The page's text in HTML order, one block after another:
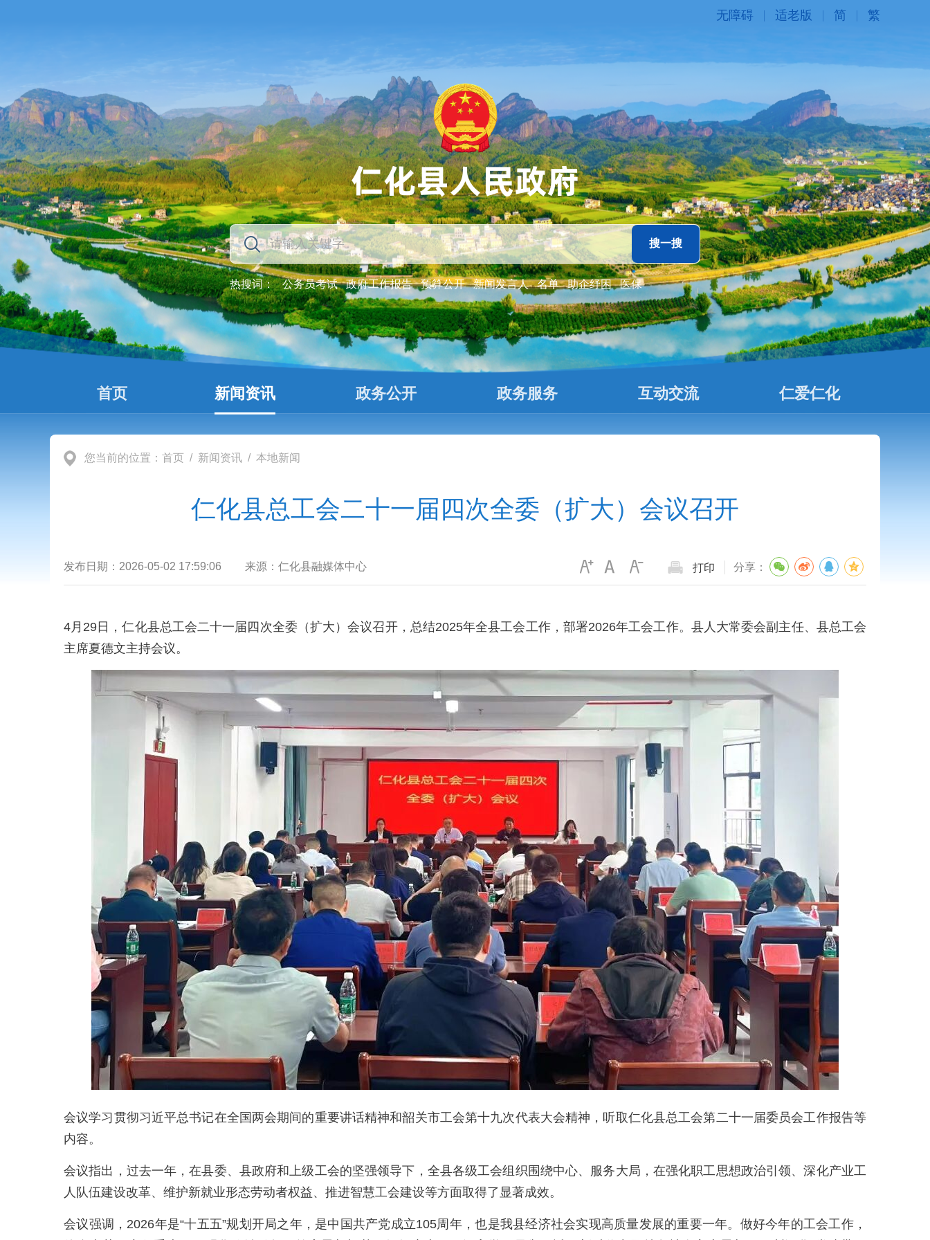
无障碍 适老版 简 繁
热搜词： 公务员考试 政府工作报告 预算公开 新闻发言人 名单 助企纾困 医保
首页 新闻资讯 政务公开 政务服务 互动交流 仁爱仁化
您当前的位置： 首页 / 新闻资讯 / 本地新闻
仁化县总工会二十一届四次全委（扩大）会议召开
发布日期： 2026-05-02 17:59:06 来源： 仁化县融媒体中心 打印 分享：
4月29日，仁化县总工会二十一届四次全委（扩大）会议召开，总结2025年全县工会工作，部署2026年工会工作。县人大常委会副主任、县总工会
主席夏德文主持会议。
会议学习贯彻习近平总书记在全国两会期间的重要讲话精神和韶关市工会第十九次代表大会精神，听取仁化县总工会第二十一届委员会工作报告等
内容。
会议指出，过去一年，在县委、县政府和上级工会的坚强领导下，全县各级工会组织围绕中心、服务大局，在强化职工思想政治引领、深化产业工
人队伍建设改革、维护新就业形态劳动者权益、推进智慧工会建设等方面取得了显著成效。
会议强调，2026年是“十五五”规划开局之年，是中国共产党成立105周年，也是我县经济社会实现高质量发展的重要一年。做好今年的工会工作，